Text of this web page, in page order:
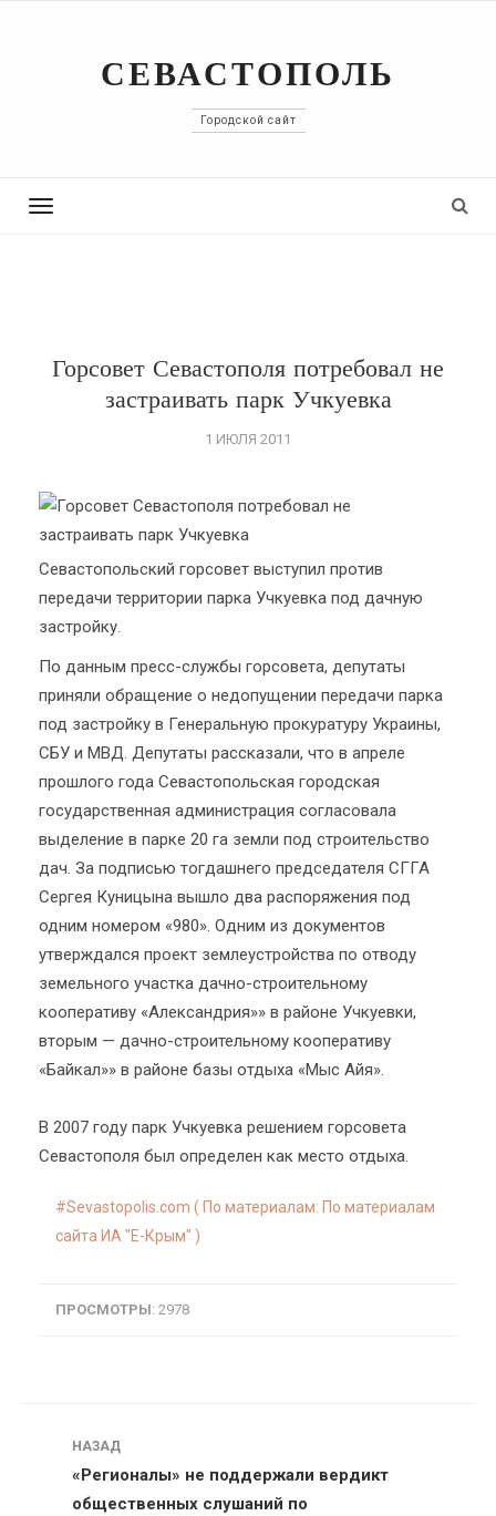
СЕВАСТОПОЛЬ
Городской сайт
Toggle
Горсовет Севастополя потребовал не
застраивать парк Учкуевка
1 ИЮЛЯ 2011
Севастопольский горсовет выступил против
передачи территории парка Учкуевка под дачную
застройку.
По данным пресс-службы горсовета, депутаты
приняли обращение о недопущении передачи парка
под застройку в Генеральную прокуратуру Украины,
СБУ и МВД. Депутаты рассказали, что в апреле
прошлого года Севастопольская городская
государственная администрация согласовала
выделение в парке 20 га земли под строительство
дач. За подписью тогдашнего председателя СГГА
Сергея Куницына вышло два распоряжения под
одним номером «980». Одним из документов
утверждался проект землеустройства по отводу
земельного участка дачно-строительному
кооперативу «Александрия»» в районе Учкуевки,
вторым — дачно-строительному кооперативу
«Байкал»» в районе базы отдыха «Мыс Айя».
В 2007 году парк Учкуевка решением горсовета
Севастополя был определен как место отдыха.
Sevastopolis.com ( По материалам: По материалам
сайта ИА "E-Крым" )
ПРОСМОТРЫ: 2978
Навигация
НАЗАД
«Регионалы» не поддержали вердикт
общественных слушаний по